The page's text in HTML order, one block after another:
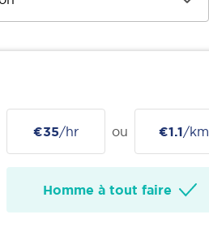
€35/hr ou €1.1/km
Homme à tout faire